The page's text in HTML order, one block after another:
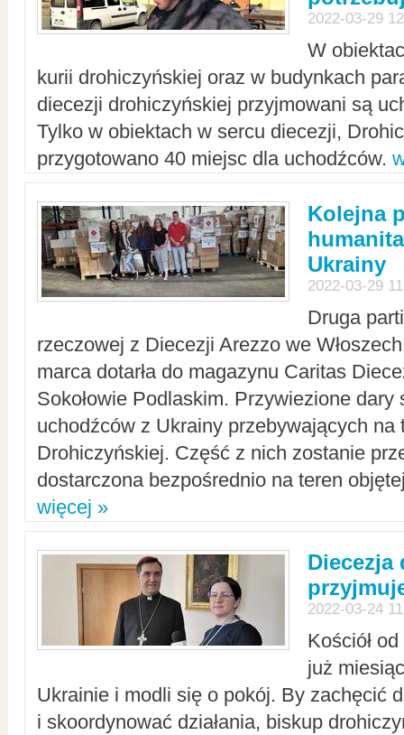
2022-03-29
W
kurii drohiczyńskiej oraz w budynkach
diecezji drohiczyńskiej przyjmowani są
Tylko w obiektach w sercu diecezji,
przygotowano 40 miejsc dla uchodźców.
Kolejna
Ukrainy
2022-03-29
Druga
rzeczowej z Diecezji Arezzo we
marca dotarła do magazynu Caritas
Sokołowie Podlaskim. Przywiezione dary
uchodźców z Ukrainy przebywających na
Drohiczyńskiej. Część z nich zostanie
dostarczona bezpośrednio na teren
więcej »
Diecezja
2022-03-24
Kościół
już
Ukrainie i modli się o pokój. By zachęcić
i skoordynować działania, biskup